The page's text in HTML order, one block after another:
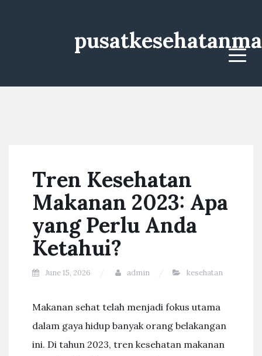
Menu
Tren Kesehatan
Makanan 2023: Apa
yang Perlu Anda
Ketahui?
June 15, 2026 admin kesehatan
Makanan sehat telah menjadi fokus utama
dalam gaya hidup banyak orang belakangan
ini. Di tahun 2023, tren kesehatan makanan